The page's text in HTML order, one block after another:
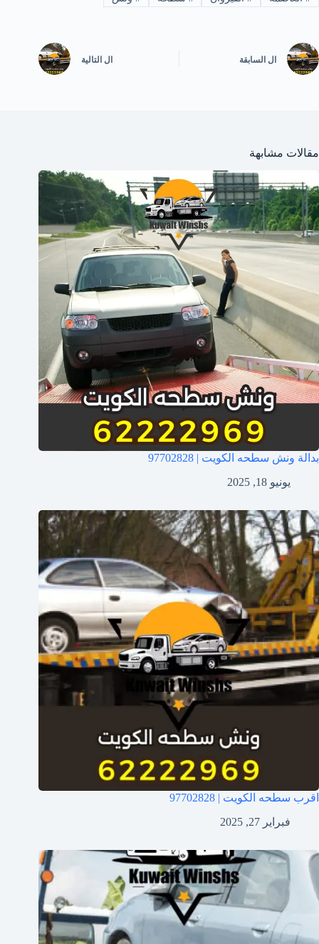
ال السابقة ال التالية
مقالات مشابهة
بدالة ونش سطحه الكويت | 97702828
يونيو 18, 2025
اقرب سطحه الكويت | 97702828
فبراير 27, 2025